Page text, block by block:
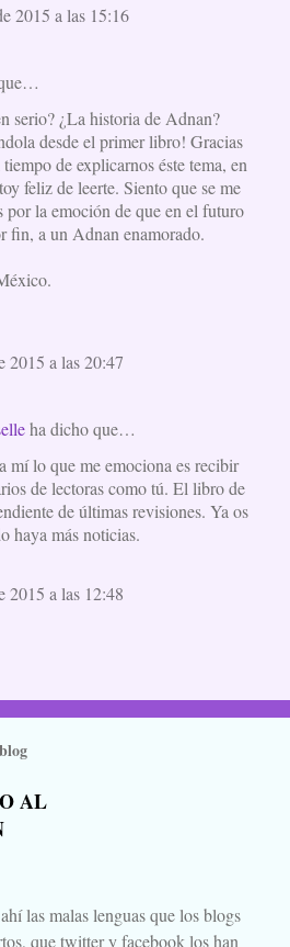
2015 a las 15:16
serio? ¿La historia de Adnan?
desde el primer libro! Gracias
de explicarnos éste tema, en
feliz de leerte. Siento que se me
por la emoción de que en el futuro
fin, a un Adnan enamorado.
2015 a las 20:47
ha dicho que…
mí lo que me emociona es recibir
de lectoras como tú. El libro de
de últimas revisiones. Ya os
haya más noticias.
2015 a las 12:48
AL
las malas lenguas que los blogs
que twitter y facebook los han